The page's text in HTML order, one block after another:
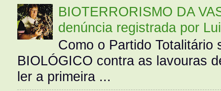
BIOTERRORISMO DA
denúncia registrada por
Como o Partido Totalitário
BIOLÓGICO contra as lavouras
ler a primeira ...